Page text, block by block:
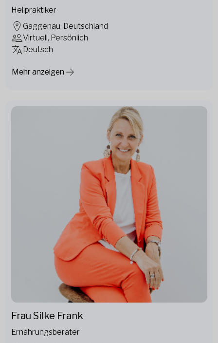
Heilpraktiker
Gaggenau, Deutschland
Virtuell, Persönlich
Deutsch
Mehr anzeigen
Frau Silke Frank
Ernährungsberater